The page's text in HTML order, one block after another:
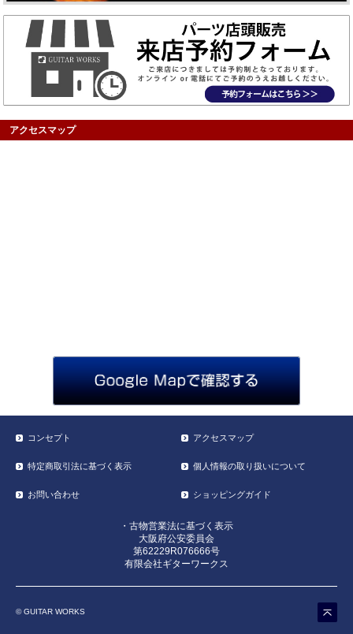
アクセスマップ
コンセプト アクセスマップ
特定商取引法に基づく表示 個人情報の取り扱いについて
お問い合わせ ショッピングガイド
・古物営業法に基づく表示
大阪府公安委員会
第62229R076666号
有限会社ギターワークス
© GUITAR WORKS